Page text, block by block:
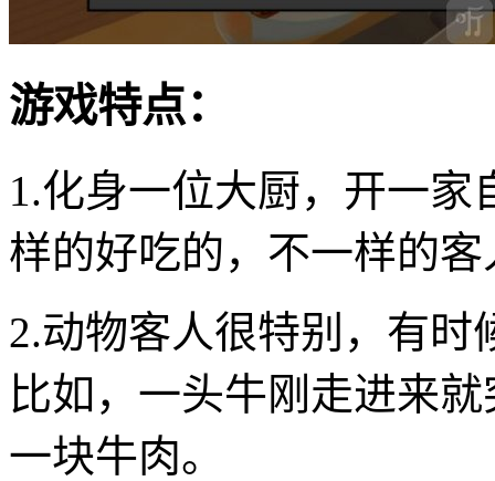
游戏特点：
1.化身一位大厨，开一
样的好吃的，不一样的
2.动物客人很特别，有
比如，一头牛刚走进来
一块牛肉。